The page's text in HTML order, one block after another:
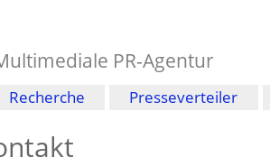
PR-Agentur
Recherche Presseverteiler